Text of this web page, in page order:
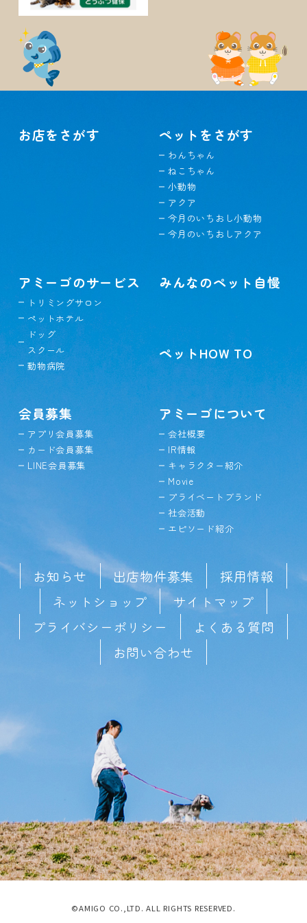
お店をさがす ペットをさがす
わんちゃん
ねこちゃん
小動物
アクア
今月のいちおし小動物
今月のいちおしアクア
アミーゴのサービス
トリミングサロン
ペットホテル
ドッグ
スクール
動物病院
みんなのペット自慢
ペットHOW TO
会員募集
アプリ会員募集
カード会員募集
LINE会員募集
アミーゴについて
会社概要
IR情報
キャラクター紹介
Movie
プライベートブランド
社会活動
エピソード紹介
お知らせ 出店物件募集
採用情報
ネットショップ
サイトマップ
プライバシーポリシー
よくある質問
お問い合わせ
©AMIGO CO.,LTD. ALL RIGHTS RESERVED.